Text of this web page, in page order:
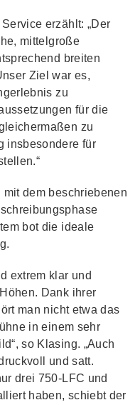
erzählt: „Der
mittelgroße
breiten
Ziel war es,
zu
für die
zu
insbesondere für
dem beschriebenen
bot die ideale
extrem klar und
Dank ihrer
man nicht etwa das
in einem sehr
so Klasing. „Auch
und satt.
drei 750-LFC und
haben, schiebt der